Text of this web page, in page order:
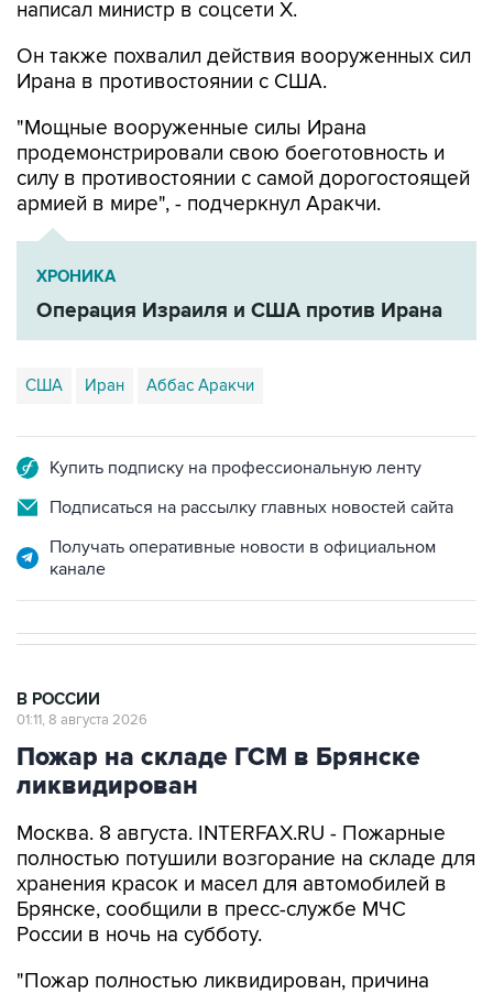
написал министр в соцсети Х.
Он также похвалил действия вооруженных сил
Ирана в противостоянии с США.
"Мощные вооруженные силы Ирана
продемонстрировали свою боеготовность и
силу в противостоянии с самой дорогостоящей
армией в мире", - подчеркнул Аракчи.
ХРОНИКА
Операция Израиля и США против Ирана
США Иран Аббас Аракчи
Купить подписку на профессиональную ленту
Подписаться на рассылку главных новостей сайта
Получать оперативные новости в официальном
канале
В РОССИИ
01:11, 8 августа 2026
Пожар на складе ГСМ в Брянске
ликвидирован
Москва. 8 августа. INTERFAX.RU - Пожарные
полностью потушили возгорание на складе для
хранения красок и масел для автомобилей в
Брянске, сообщили в пресс-службе МЧС
России в ночь на субботу.
"Пожар полностью ликвидирован, причина